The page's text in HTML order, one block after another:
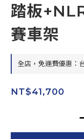
踏板
賽車架
全店，免運費優惠：
NT$41,700